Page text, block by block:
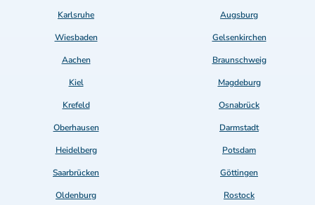
Karlsruhe
Augsburg
Wiesbaden
Gelsenkirchen
Aachen
Braunschweig
Kiel
Magdeburg
Krefeld
Osnabrück
Oberhausen
Darmstadt
Heidelberg
Potsdam
Saarbrücken
Göttingen
Oldenburg
Rostock